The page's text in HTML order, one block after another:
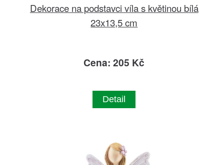
Dekorace na podstavci víla s květinou bílá
23x13,5 cm
Cena: 205 Kč
Detail